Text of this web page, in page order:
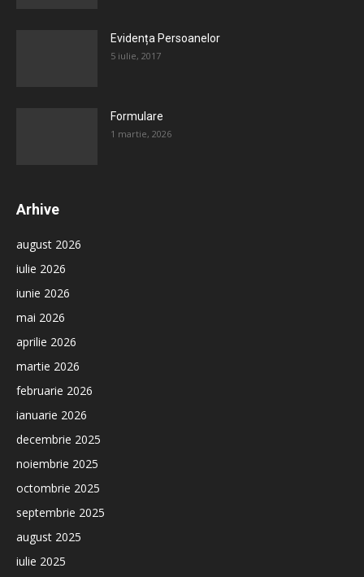
Evidența Persoanelor
5 iulie, 2017
Formulare
1 martie, 2026
Arhive
august 2026
iulie 2026
iunie 2026
mai 2026
aprilie 2026
martie 2026
februarie 2026
ianuarie 2026
decembrie 2025
noiembrie 2025
octombrie 2025
septembrie 2025
august 2025
iulie 2025